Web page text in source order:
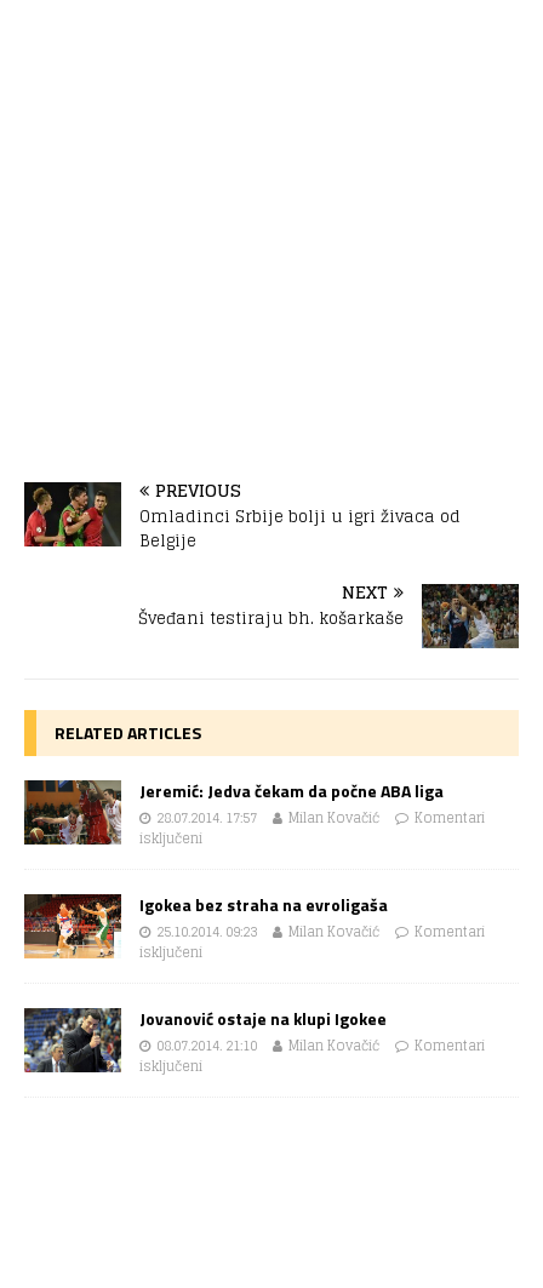
PREVIOUS
Omladinci Srbije bolji u igri živaca od
Belgije
NEXT
Šveđani testiraju bh. košarkaše
RELATED ARTICLES
Jeremić: Jedva čekam da počne ABA liga
28.07.2014. 17:57 Milan Kovačić
Komentari
isključeni
Igokea bez straha na evroligaša
25.10.2014. 09:23 Milan Kovačić
Komentari
isključeni
Jovanović ostaje na klupi Igokee
08.07.2014. 21:10 Milan Kovačić
Komentari
isključeni